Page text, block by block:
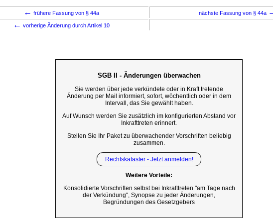
← frühere Fassung von § 44a nächste Fassung von § 44a
← vorherige Änderung durch Artikel 10
SGB II - Änderungen überwachen
Sie werden über jede verkündete oder in Kraft tretende
Änderung per Mail informiert, sofort, wöchentlich oder in dem
Intervall, das Sie gewählt haben.
Auf Wunsch werden Sie zusätzlich im konfigurierten Abstand vor
Inkrafttreten erinnert.
Stellen Sie Ihr Paket zu überwachender Vorschriften beliebig
zusammen.
Rechtskataster - Jetzt anmelden!
Weitere Vorteile:
Konsolidierte Vorschriften selbst bei Inkrafttreten "am Tage nach
der Verkündung", Synopse zu jeder Änderungen,
Begründungen des Gesetzgebers